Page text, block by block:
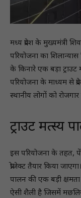
मध्य प्रदेश के मुख्यमंत्री
परियोजना का
के किनारे एक बड़ा ट्राउट
परियोजना के माध्यम से
स्थानीय लोगों को
ट्राउट मत्स्य
इस परियोजना के तहत,
प्रोजेक्ट तैयार किया
पालन की एक बड़ी
ऐसी शैली है जिसमें